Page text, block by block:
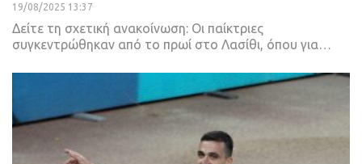
19/08/2025 13:37
Δείτε τη σχετική ανακοίνωση: Οι παίκτριες
συγκεντρώθηκαν από το πρωί στο Λασίθι, όπου για…